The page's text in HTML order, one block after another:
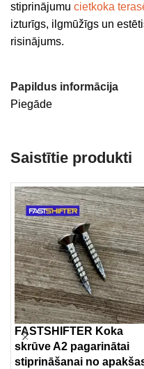
stiprinājumu cietkoka
izturīgs, ilgmūžīgs un
risinājums.
Papildus informācija
Piegāde
Saistītie produkti
FASTSHIFTER Koka
skrūve A2 pagarinātai
stiprināšanai no